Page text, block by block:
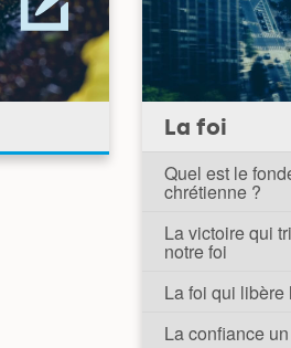
La foi
Quel est le
chrétienne ?
La victoire qui
notre foi
La foi qui
La confiance